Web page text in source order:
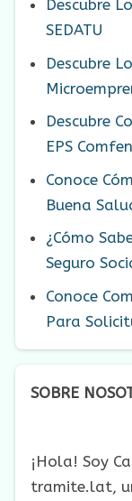
Descubre
SEDATU
Descubre
Descubre
EPS
Conoce
Buena
¿Cómo
Seguro
Conoce
Para
SOBRE
¡Hola! Soy
tramite.lat,